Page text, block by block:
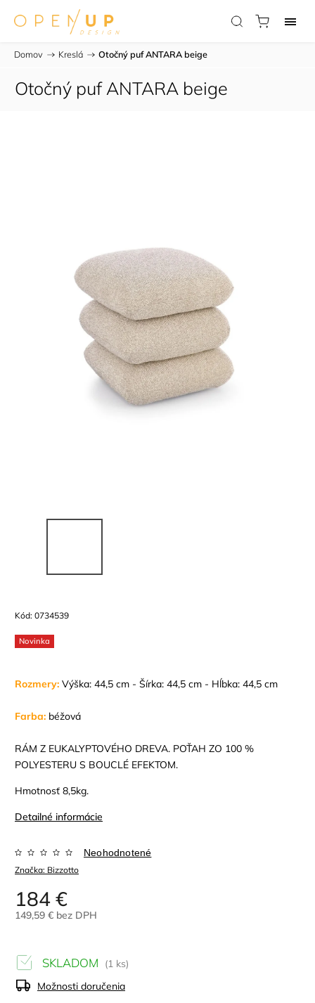
Domov / Kreslá / Otočný puf ANTARA beige
Otočný puf ANTARA beige
Kód: 0734539
Novinka
Rozmery: Výška: 44,5 cm - Šírka: 44,5 cm - Hĺbka: 44,5 cm
Farba: béžová
RÁM Z EUKALYPTOVÉHO DREVA. POŤAH ZO 100 %
POLYESTERU S BOUCLÉ ​​EFEKTOM.
Hmotnosť 8,5kg.
Detailné informácie
Značka: Bizzotto
Neohodnotené
184 €
149,59 € bez DPH
SKLADOM
(1 ks)
Možnosti doručenia